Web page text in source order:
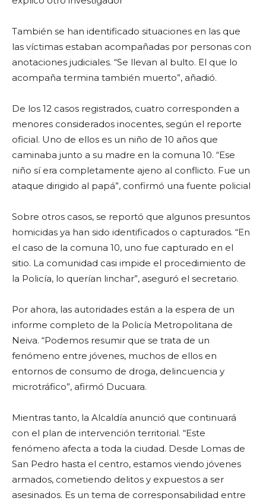
También se han identificado situaciones en las que
las víctimas estaban acompañadas por personas con
anotaciones judiciales. “Se llevan al bulto. El que lo
acompaña termina también muerto”, añadió.
De los 12 casos registrados, cuatro corresponden a
menores considerados inocentes, según el reporte
oficial. Uno de ellos es un niño de 10 años que
caminaba junto a su madre en la comuna 10. “Ese
niño sí era completamente ajeno al conflicto. Fue un
ataque dirigido al papá”, confirmó una fuente policial
Sobre otros casos, se reportó que algunos presuntos
homicidas ya han sido identificados o capturados. “En
el caso de la comuna 10, uno fue capturado en el
sitio. La comunidad casi impide el procedimiento de
la Policía, lo querían linchar”, aseguró el secretario.
Por ahora, las autoridades están a la espera de un
informe completo de la Policía Metropolitana de
Neiva. “Podemos resumir que se trata de un
fenómeno entre jóvenes, muchos de ellos en
entornos de consumo de droga, delincuencia y
microtráfico”, afirmó Ducuara.
Mientras tanto, la Alcaldía anunció que continuará
con el plan de intervención territorial. “Este
fenómeno afecta a toda la ciudad. Desde Lomas de
San Pedro hasta el centro, estamos viendo jóvenes
armados, cometiendo delitos y expuestos a ser
asesinados. Es un tema de corresponsabilidad entre